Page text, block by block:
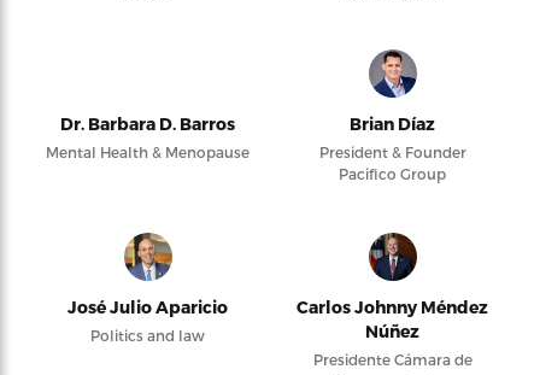
Dr. Barbara D. Barros
Mental Health & Menopause
Brian Díaz
President & Founder
Pacifico Group
José Julio Aparicio
Politics and law
Carlos Johnny Méndez
Núñez
Presidente Cámara de